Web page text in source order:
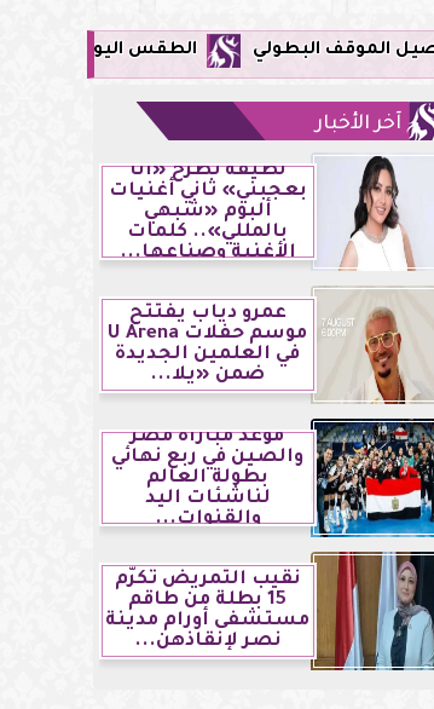
الطقس اليوم في مصر.. ذروة الموجة شديدة
آخر الأخبار
لطيفة تطرح «أنا
بعجبني» ثاني أغنيات
ألبوم «شبهي
بالمللي».. كلمات
الأغنية وصناعها...
عمرو دياب يفتتح
موسم حفلات U Arena
في العلمين الجديدة
ضمن «يلا...
موعد مباراة مصر
والصين في ربع نهائي
بطولة العالم
لناشئات اليد
والقنوات...
نقيب التمريض تكرّم
15 بطلة من طاقم
مستشفى أورام مدينة
نصر لإنقاذهن...